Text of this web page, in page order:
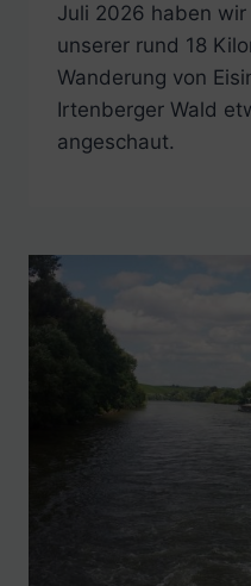
Juli 2026 haben
unserer rund 18
Wanderung von
Irtenberger Wald
angeschaut.